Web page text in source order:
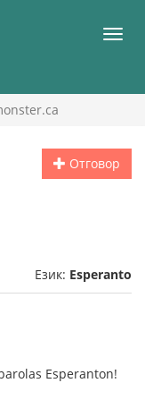
Отговор
Език: Esperanto
Esperanton!